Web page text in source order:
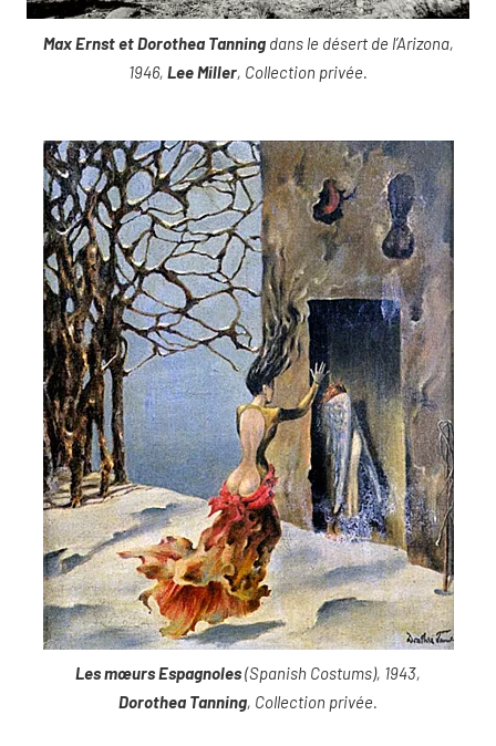
Max Ernst et Dorothea Tanningdans le désert de l’Arizona,
1946, Lee Miller, Collection privée.
Les mœurs Espagnoles(Spanish Costums), 1943,
Dorothea Tanning, Collection privée.